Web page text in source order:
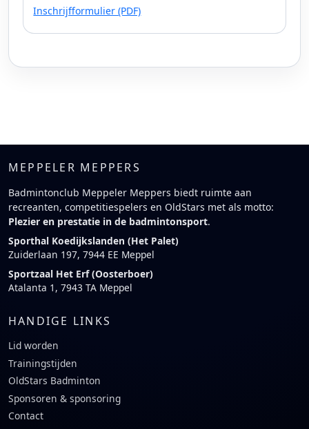
Inschrijfformulier (PDF)
MEPPELER MEPPERS
Badmintonclub Meppeler Meppers biedt ruimte aan
recreanten, competitiespelers en OldStars met als motto:
Plezier en prestatie in de badmintonsport.
Sporthal Koedijkslanden (Het Palet)
Zuiderlaan 197, 7944 EE Meppel
Sportzaal Het Erf (Oosterboer)
Atalanta 1, 7943 TA Meppel
HANDIGE LINKS
Lid worden
Trainingstijden
OldStars Badminton
Sponsoren & sponsoring
Contact